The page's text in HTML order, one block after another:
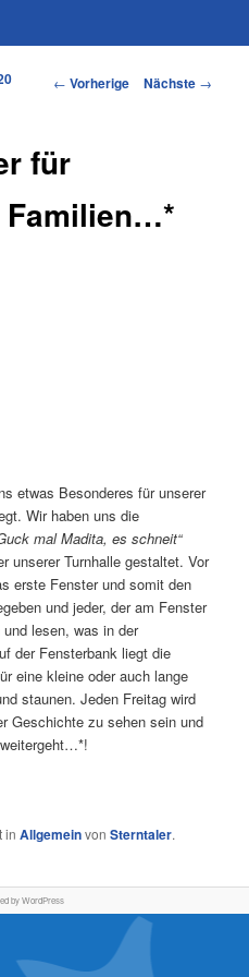
Artikelnavigation
← Vorherige Nächste →
für
Familien…*
etwas Besonderes für unserer
Wir haben uns die
mal Madita, es schneit“
unserer Turnhalle gestaltet. Vor
erste Fenster und somit den
und jeder, der am Fenster
lesen, was in der
der Fensterbank liegt die
eine kleine oder auch lange
staunen. Jeden Freitag wird
Geschichte zu sehen sein und
inAllgemeinvonSterntaler.
by WordPress